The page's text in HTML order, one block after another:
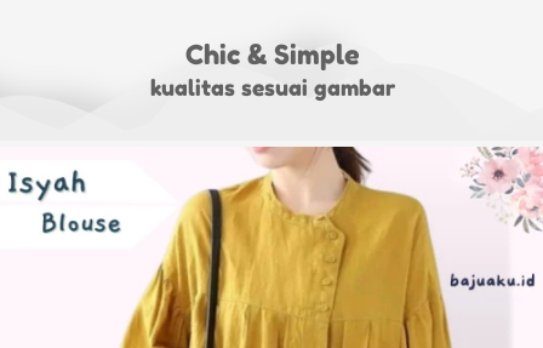
Chic & Simple
kualitas sesuai gambar